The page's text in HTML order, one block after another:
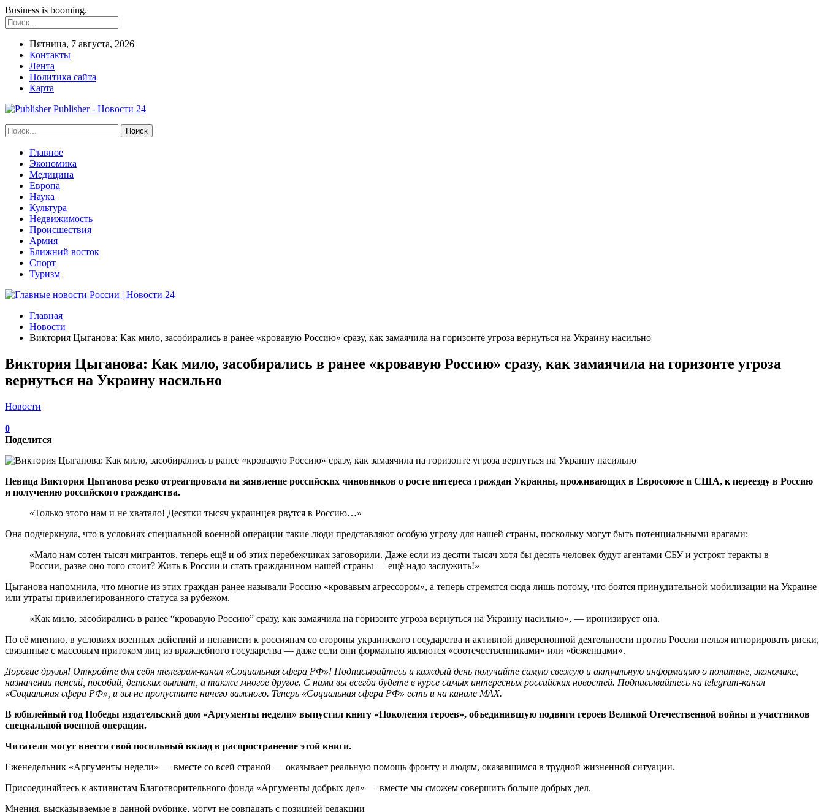
Business is booming.
Пятница, 7 августа, 2026
Контакты
Лента
Политика сайта
Карта
Publisher - Новости 24
Главное
Экономика
Медицина
Европа
Наука
Культура
Недвижимость
Происшествия
Армия
Ближний восток
Спорт
Туризм
Главная
Новости
Виктория Цыганова: Как мило, засобирались в ранее «кровавую Россию» сразу, как замаячила на горизонте угроза вернуться на Украину насильно
Виктория Цыганова: Как мило, засобирались в ранее «кровавую Россию» сразу, как замаячила на горизонте угроза
вернуться на Украину насильно
Новости
0
Поделится
Певица Виктория Цыганова резко отреагировала на заявление российских чиновников о росте интереса граждан Украины, проживающих в Евросоюзе и США, к переезду в Россию
и получению российского гражданства.
«Только этого нам и не хватало! Десятки тысяч украинцев рвутся в Россию…»
Она подчеркнула, что в условиях специальной военной операции такие люди представляют особую угрозу для нашей страны, поскольку могут быть потенциальными врагами:
«Мало нам сотен тысяч мигрантов, теперь ещё и об этих перебежчиках заговорили. Даже если из десяти тысяч хотя бы десять человек будут агентами СБУ и устроят теракты в
России, разве оно того стоит? Жить в России и стать гражданином нашей страны — ещё надо заслужить!»
Цыганова напомнила, что многие из этих граждан ранее называли Россию «кровавым агрессором», а теперь стремятся сюда лишь потому, что боятся принудительной мобилизации на Украине
или утраты привилегированного статуса за рубежом.
«Как мило, засобирались в ранее “кровавую Россию” сразу, как замаячила на горизонте угроза вернуться на Украину насильно», — иронизирует она.
По её мнению, в условиях военных действий и ненависти к россиянам со стороны украинского государства и активной диверсионной деятельности против России нельзя игнорировать риски,
связанные с массовым притоком лиц из враждебного государства — даже если они формально являются «соотечественниками» или «беженцами».
Дорогие друзья! Откройте для себя телеграм-канал «Социальная сфера РФ»! Подписывайтесь и каждый день получайте самую свежую и актуальную информацию о политике, экономике,
назначении пенсий, пособий, детских выплат, а также многое другое. С нами вы всегда будете в курсе самых интересных российских новостей. Подписывайтесь на telegram-канал
«Социальная сфера РФ», и вы не пропустите ничего важного. Теперь «Социальная сфера РФ» есть и на канале МАХ.
В юбилейный год Победы издательский дом «Аргументы недели» выпустил книгу «Поколения героев», объединившую подвиги героев Великой Отечественной войны и участников
специальной военной операции.
Читатели могут внести свой посильный вклад в распространение этой книги.
Еженедельник «Аргументы недели» — вместе со всей страной — оказывает реальную помощь фронту и людям, оказавшимся в трудной жизненной ситуации.
Присоединяйтесь к активистам Благотворительного фонда «Аргументы добрых дел» — вместе мы сможем совершить больше добрых дел.
Мнения, высказываемые в данной рубрике, могут не совпадать с позицией редакции